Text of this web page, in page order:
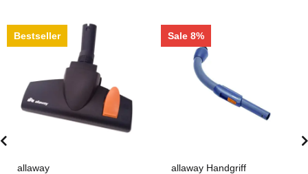
Bestseller
allaway
Sale 8%
allaway Handgriff